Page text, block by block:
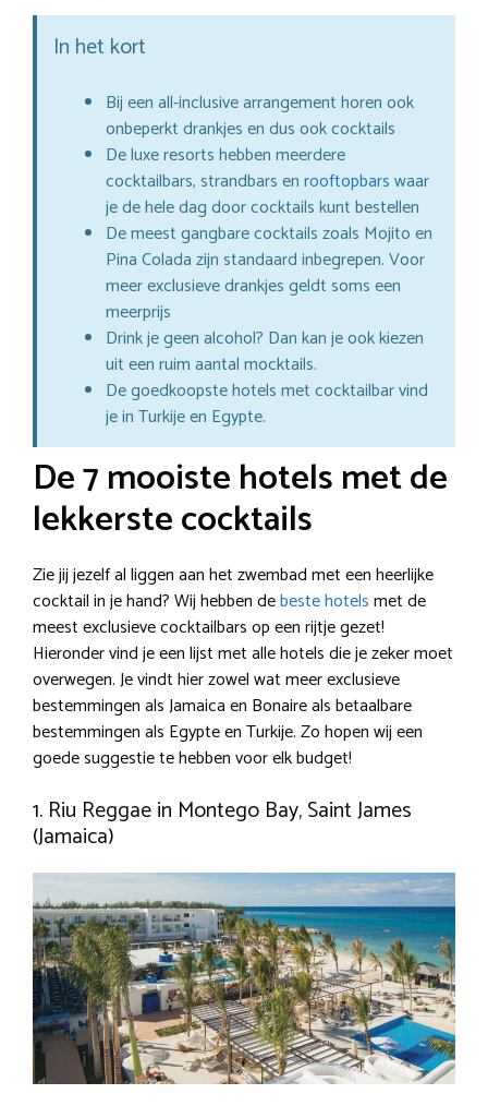
In het kort
Bij een all-inclusive arrangement horen ook
onbeperkt drankjes en dus ook cocktails
De luxe resorts hebben meerdere
cocktailbars, strandbars enrooftopbarswaar
je de hele dag door cocktails kunt bestellen
De meest gangbare cocktails zoals Mojito en
Pina Colada zijn standaard inbegrepen. Voor
meer exclusieve drankjes geldt soms een
meerprijs
Drink je geen alcohol? Dan kan je ook kiezen
uit een ruim aantal mocktails.
De goedkoopste hotels met cocktailbar vind
je in Turkije en Egypte.
De 7 mooiste hotels met de
lekkerste cocktails
Zie jij jezelf al liggen aan het zwembad met een heerlijke
cocktail in je hand? Wij hebben debeste hotelsmet de
meest exclusieve cocktailbars op een rijtje gezet!
Hieronder vind je een lijst met alle hotels die je zeker moet
overwegen. Je vindt hier zowel wat meer exclusieve
bestemmingen als Jamaica en Bonaire als betaalbare
bestemmingen als Egypte en Turkije. Zo hopen wij een
goede suggestie te hebben voor elk budget!
1. Riu Reggae in Montego Bay, Saint James
(Jamaica)